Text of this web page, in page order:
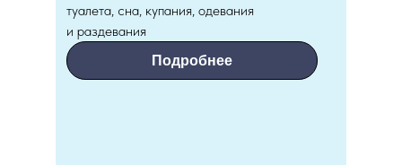
туалета, сна, купания, одевания
и раздевания
Подробнее